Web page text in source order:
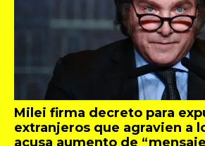
Milei firma decreto para
extranjeros que agravien a
acusa aumento de